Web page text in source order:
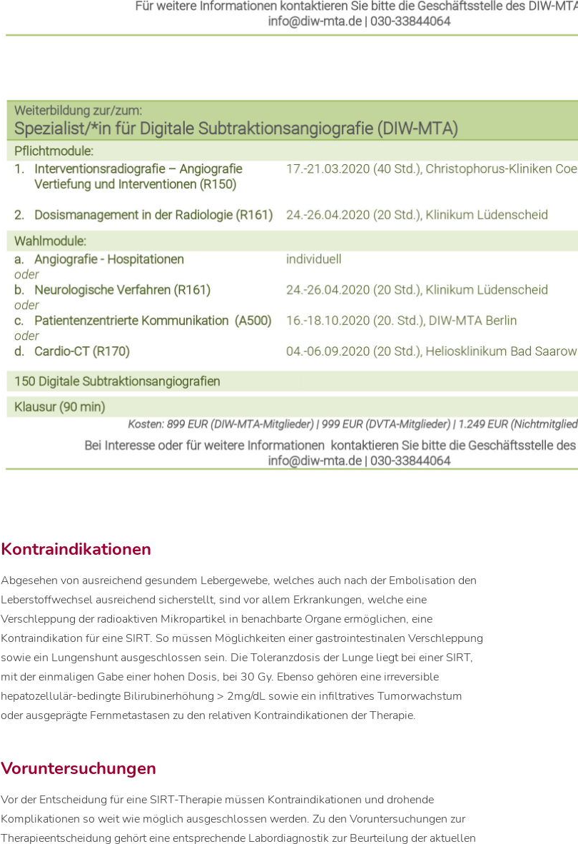
Kontraindikationen
Abgesehen von ausreichend gesundem Lebergewebe, welches auch nach der Embolisation den
Leberstoffwechsel ausreichend sicherstellt, sind vor allem Erkrankungen, welche eine
Verschleppung der radioaktiven Mikropartikel in benachbarte Organe ermöglichen, eine
Kontraindikation für eine SIRT. So müssen Möglichkeiten einer gastrointestinalen Verschleppung
sowie ein Lungenshunt ausgeschlossen sein. Die Toleranzdosis der Lunge liegt bei einer SIRT,
mit der einmaligen Gabe einer hohen Dosis, bei 30 Gy. Ebenso gehören eine irreversible
hepatozellulär-bedingte Bilirubinerhöhung > 2mg/dL sowie ein infiltratives Tumorwachstum
oder ausgeprägte Fernmetastasen zu den relativen Kontraindikationen der Therapie.
Voruntersuchungen
Vor der Entscheidung für eine SIRT-Therapie müssen Kontraindikationen und drohende
Komplikationen so weit wie möglich ausgeschlossen werden. Zu den Voruntersuchungen zur
Therapieentscheidung gehört eine entsprechende Labordiagnostik zur Beurteilung der aktuellen